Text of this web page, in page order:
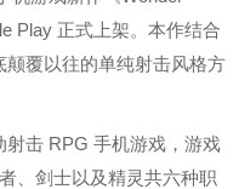
Play 正式上架。本作结合
覆以往的单纯射击风格方
射击 RPG 手机游戏，游戏
、剑士以及精灵共六种职